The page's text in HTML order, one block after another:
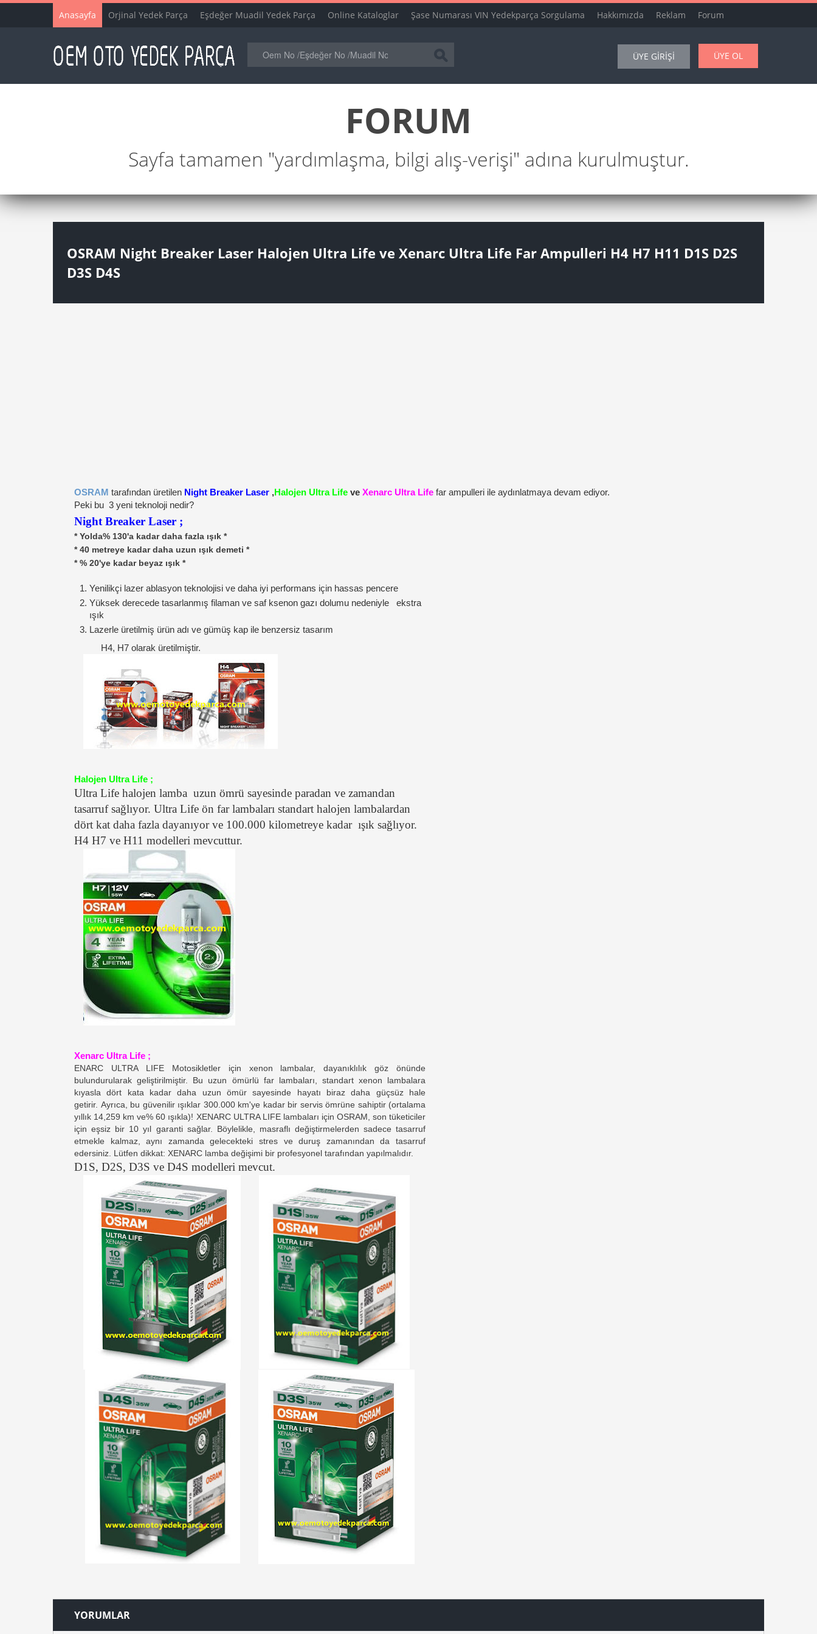
Anasayfa Orjinal Yedek Parça Eşdeğer Muadil Yedek Parça Online Kataloglar Şase Numarası VIN Yedekparça Sorgulama Hakkımızda Reklam Forum
ÜYE GİRİŞİ ÜYE OL
FORUM
Sayfa tamamen "yardımlaşma, bilgi alış-verişi" adına kurulmuştur.
OSRAM Night Breaker Laser Halojen Ultra Life ve Xenarc Ultra Life Far Ampulleri H4 H7 H11 D1S D2S
D3S D4S
OSRAM tarafından üretilen Night Breaker Laser ,Halojen Ultra Life veXenarc Ultra Life far ampulleri ile aydınlatmaya devam ediyor.
Peki bu 3 yeni teknoloji nedir?
Night Breaker Laser ;
* Yolda% 130'a kadar daha fazla ışık *
* 40 metreye kadar daha uzun ışık demeti *
* % 20'ye kadar beyaz ışık *
Yenilikçi lazer ablasyon teknolojisi ve daha iyi performans için hassas pencere
Yüksek derecede tasarlanmış filaman ve saf ksenon gazı dolumu nedeniyle ekstra
ışık
Lazerle üretilmiş ürün adı ve gümüş kap ile benzersiz tasarım
H4, H7 olarak üretilmiştir.
Halojen Ultra Life ;
Ultra Life halojen lamba uzun ömrü sayesinde paradan ve zamandan
tasarruf sağlıyor. Ultra Life ön far lambaları standart halojen lambalardan
dört kat daha fazla dayanıyor ve 100.000 kilometreye kadar ışık sağlıyor.
H4 H7 ve H11 modelleri mevcuttur.
Xenarc Ultra Life ;
ENARC ULTRA LIFE Motosikletler için xenon lambalar, dayanıklılık göz önünde
bulundurularak geliştirilmiştir.
Bu uzun ömürlü far lambaları, standart xenon lambalara
kıyasla dört kata kadar daha uzun ömür sayesinde hayatı biraz daha güçsüz hale
getirir. Ayrıca, bu güvenilir ışıklar 300.000 km'ye kadar bir servis ömrüne sahiptir (ortalama
yıllık 14,259 km ve% 60 ışıkla)! XENARC ULTRA LIFE lambaları için OSRAM, son tüketiciler
için eşsiz bir 10 yıl garanti sağlar.
Böylelikle, masraflı değiştirmelerden sadece tasarruf
etmekle kalmaz, aynı zamanda gelecekteki stres ve duruş zamanından da tasarruf
edersiniz.
Lütfen dikkat: XENARC lamba değişimi bir profesyonel tarafından yapılmalıdır.
D1S, D2S, D3S ve D4S modelleri mevcut.
YORUMLAR